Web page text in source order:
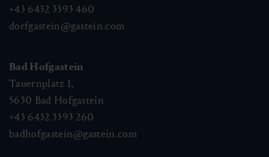
+43 6432 3393 460
dorfgastein@gastein.com
Bad Hofgastein
Tauernplatz 1,
5630 Bad Hofgastein
+43 6432 3393 260
badhofgastein@gastein.com